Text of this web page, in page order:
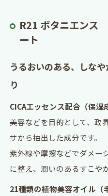
R21 ボタニエン
ート
うるおいのある、しな
り
CICAエッセンス配合（保湿
美容などを目的として、政
サから抽出した成分です。
紫外線や摩擦などでダメー
に整え、潤いのあるすこや
21種類の植物美容オイル（